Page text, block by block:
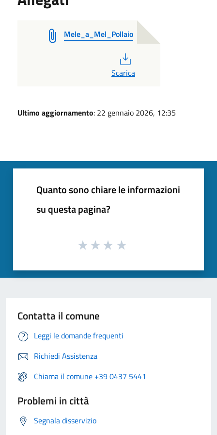
Mele_a_Mel_Pollaio
Scarica
Ultimo aggiornamento: 22 gennaio 2026, 12:35
Quanto sono chiare le informazioni
su questa pagina?
Contatta il comune
Leggi le domande frequenti
Richiedi Assistenza
Chiama il comune +39 0437 5441
Problemi in città
Segnala disservizio